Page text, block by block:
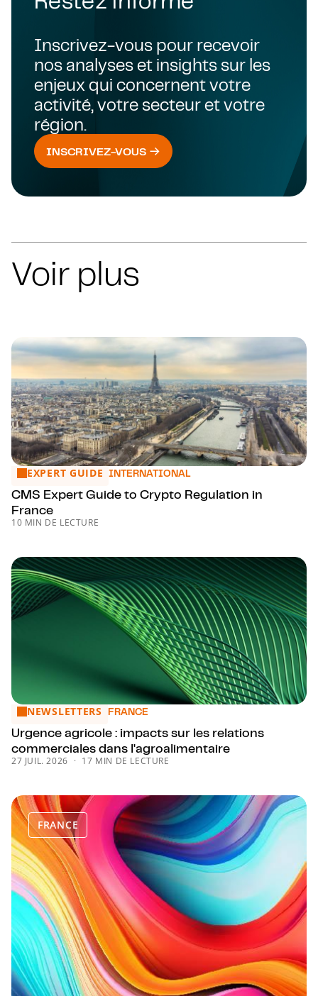
Inscrivez-vous pour recevoir
nos analyses et insights sur les
enjeux qui concernent votre
activité, votre secteur et votre
région.
INSCRIVEZ-VOUS
Voir plus
CMS Expert Guide to Crypto Regulation in France
EXPERT GUIDE INTERNATIONAL
CMS Expert Guide to Crypto Regulation in
France
10 MIN DE LECTURE
Urgence agricole : impacts sur les relations commerciales
NEWSLETTERS FRANCE
Urgence agricole : impacts sur les relations
commerciales dans l'agroalimentaire
27 JUIL. 2026 17 MIN DE LECTURE
FRANCE